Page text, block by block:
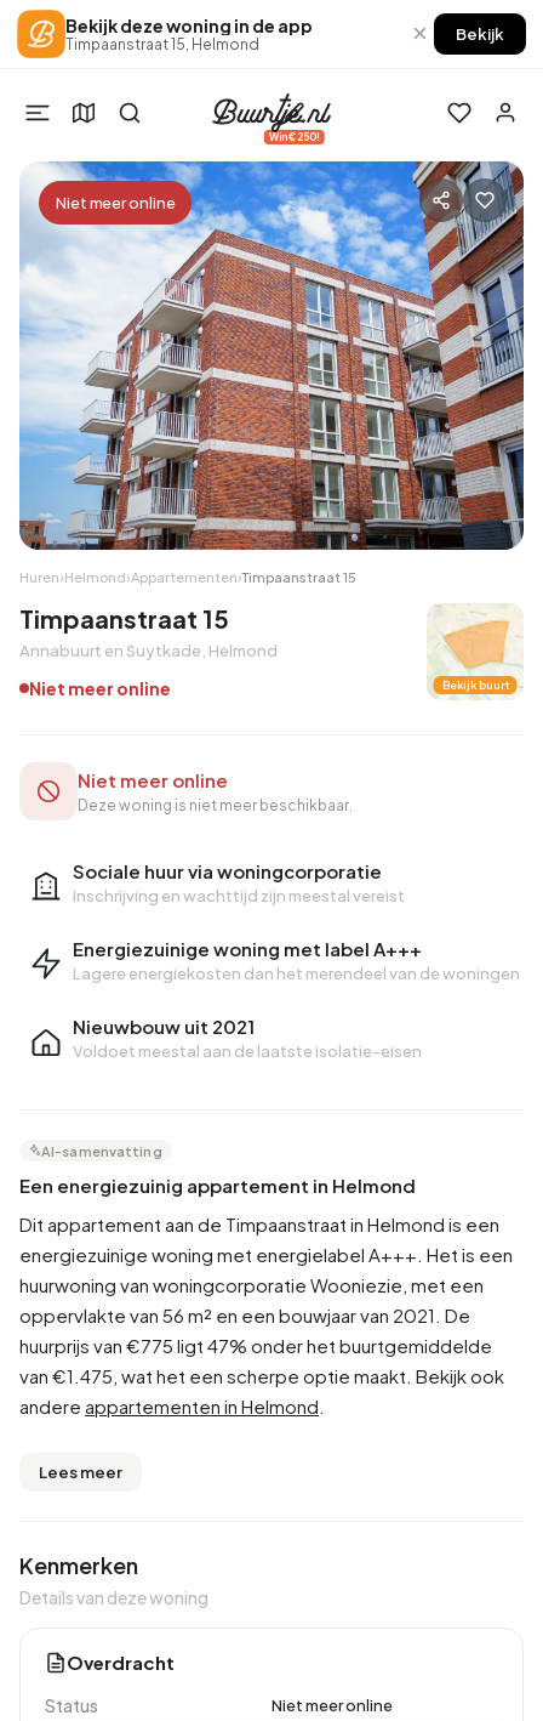
Bekijk deze woning in de app
Timpaanstraat 15, Helmond × Bekijk
Win €250!
Niet meer online
Huren›Helmond›Appartementen›Timpaanstraat 15
Timpaanstraat 15
Annabuurt en Suytkade, Helmond
Niet meer online Bekijk buurt
Sociale huur via woningcorporatie
Inschrijving en wachttijd zijn meestal vereist
Energiezuinige woning met label A+++
Lagere energiekosten dan het merendeel van de woningen
Nieuwbouw uit 2021
Voldoet meestal aan de laatste isolatie-eisen
AI-samenvatting
Een energiezuinig appartement in Helmond
Dit appartement aan de Timpaanstraat in Helmond is een
energiezuinige woning met energielabel A+++. Het is een
huurwoning van woningcorporatie Wooniezie, met een
oppervlakte van 56 m² en een bouwjaar van 2021. De
huurprijs van €775 ligt 47% onder het buurtgemiddelde
van €1.475, wat het een scherpe optie maakt. Bekijk ook
andere appartementen in Helmond
Lees meer
Kenmerken
Details van deze woning
Overdracht
Status Niet meer online
Niet meer online
Deze woning is niet meer beschikbaar.